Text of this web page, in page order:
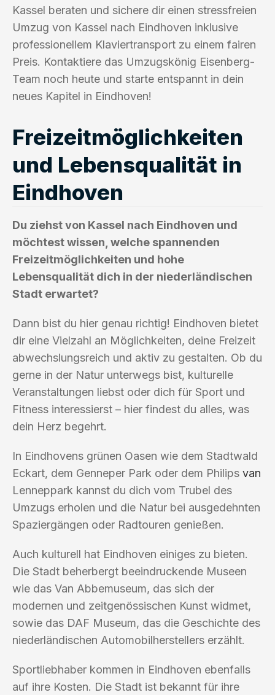
Kassel beraten und sichere dir einen stressfreien
Umzug von Kassel nach Eindhoven inklusive
professionellem Klaviertransport zu einem fairen
Preis. Kontaktiere das Umzugskönig Eisenberg-
Team noch heute und starte entspannt in dein
neues Kapitel in Eindhoven!
Freizeitmöglichkeiten
und Lebensqualität in
Eindhoven
Du ziehst von Kassel nach Eindhoven und
möchtest wissen, welche spannenden
Freizeitmöglichkeiten und hohe
Lebensqualität dich in der niederländischen
Stadt erwartet?
Dann bist du hier genau richtig! Eindhoven bietet
dir eine Vielzahl an Möglichkeiten, deine Freizeit
abwechslungsreich und aktiv zu gestalten. Ob du
gerne in der Natur unterwegs bist, kulturelle
Veranstaltungen liebst oder dich für Sport und
Fitness interessierst – hier findest du alles, was
dein Herz begehrt.
In Eindhovens grünen Oasen wie dem Stadtwald
Eckart, dem Genneper Park oder dem Philips van
Lenneppark kannst du dich vom Trubel des
Umzugs erholen und die Natur bei ausgedehnten
Spaziergängen oder Radtouren genießen.
Auch kulturell hat Eindhoven einiges zu bieten.
Die Stadt beherbergt beeindruckende Museen
wie das Van Abbemuseum, das sich der
modernen und zeitgenössischen Kunst widmet,
sowie das DAF Museum, das die Geschichte des
niederländischen Automobilherstellers erzählt.
Sportliebhaber kommen in Eindhoven ebenfalls
auf ihre Kosten. Die Stadt ist bekannt für ihre